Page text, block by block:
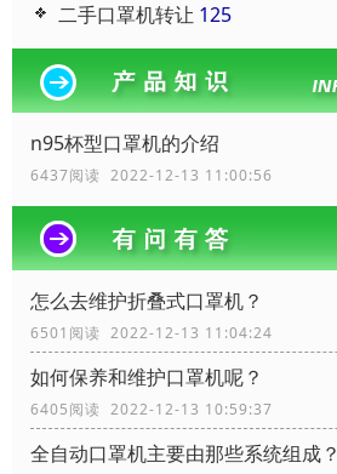
二手口罩机转让 125
n95杯型口罩机的介绍
6437阅读 2022-12-13 11:00:56
怎么去维护折叠式口罩机？
6501阅读 2022-12-13 11:04:24
如何保养和维护口罩机呢？
6405阅读 2022-12-13 10:59:37
全自动口罩机主要由那些系统组成？